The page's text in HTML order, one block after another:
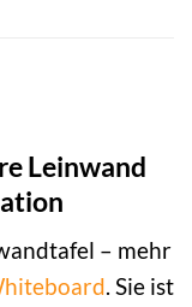
Leinwand
– mehr
. Sie ist